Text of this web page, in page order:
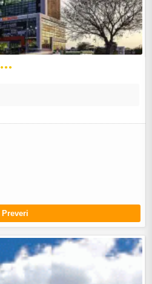
●●●
Preveri